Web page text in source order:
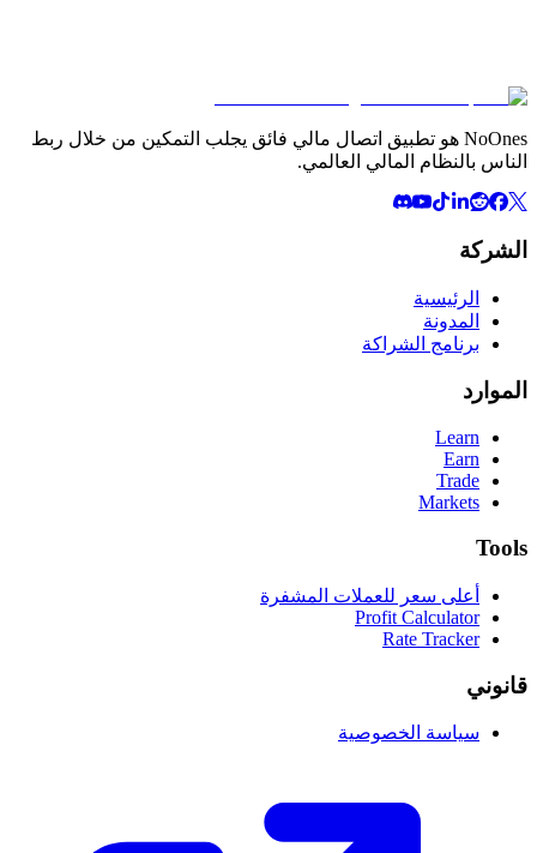
NoOnes هو تطبيق اتصال مالي فائق يجلب التمكين من خلال ربط
الناس بالنظام المالي العالمي.
الشركة
الرئيسية
المدونة
برنامج الشراكة
الموارد
Learn
Earn
Trade
Markets
Tools
أعلى سعر للعملات المشفرة
Profit Calculator
Rate Tracker
قانوني
سياسة الخصوصية